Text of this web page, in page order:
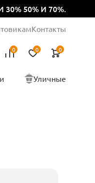
50% И 70%.
Контакты
0 0 0
Уличные